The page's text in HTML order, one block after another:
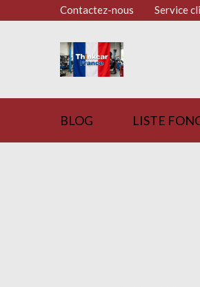
Contactez-nous Service
BLOG LISTE